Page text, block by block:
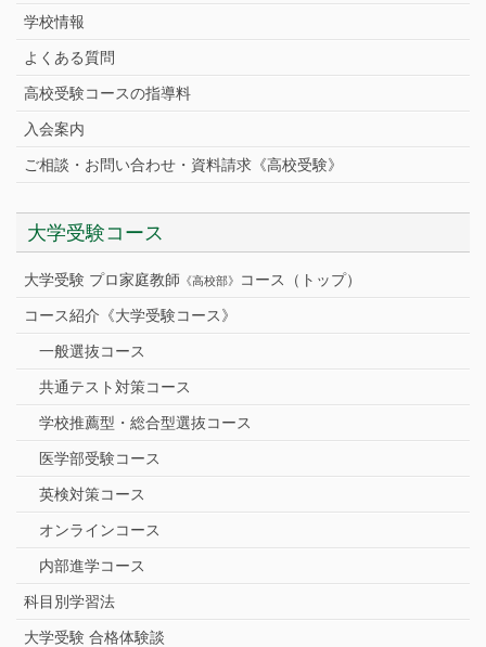
学校情報
よくある質問
高校受験コースの指導料
入会案内
ご相談・お問い合わせ・資料請求《高校受験》
大学受験コース
大学受験 プロ家庭教師 《高校部》 コース（トップ）
コース紹介《大学受験コース》
一般選抜コース
共通テスト対策コース
学校推薦型・総合型選抜コース
医学部受験コース
英検対策コース
オンラインコース
内部進学コース
科目別学習法
大学受験 合格体験談